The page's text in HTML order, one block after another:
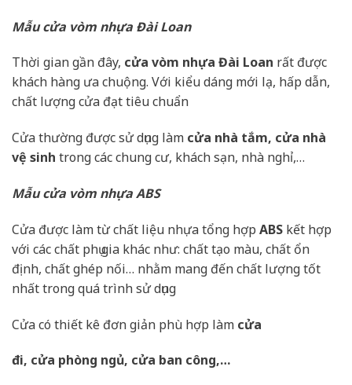
Mẫu cửa vòm nhựa Đài Loan
Thời gian gần đây, cửa vòm nhựa Đài Loan rất được
khách hàng ưa chuộng. Với kiểu dáng mới lạ, hấp dẫn,
chất lượng cửa đạt tiêu chuẩn
Cửa thường được sử dụng làm cửa nhà tắm, cửa nhà
vệ sinh trong các chung cư, khách sạn, nhà nghỉ,…
Mẫu cửa vòm nhựa ABS
Cửa được làm từ chất liệu nhựa tổng hợp ABS kết hợp
với các chất phụ gia khác như: chất tạo màu, chất ổn
định, chất ghép nối… nhằm mang đến chất lượng tốt
nhất trong quá trình sử dụng
Cửa có thiết kê đơn giản phù hợp làm cửa
đi, cửa phòng ngủ, cửa ban công,…